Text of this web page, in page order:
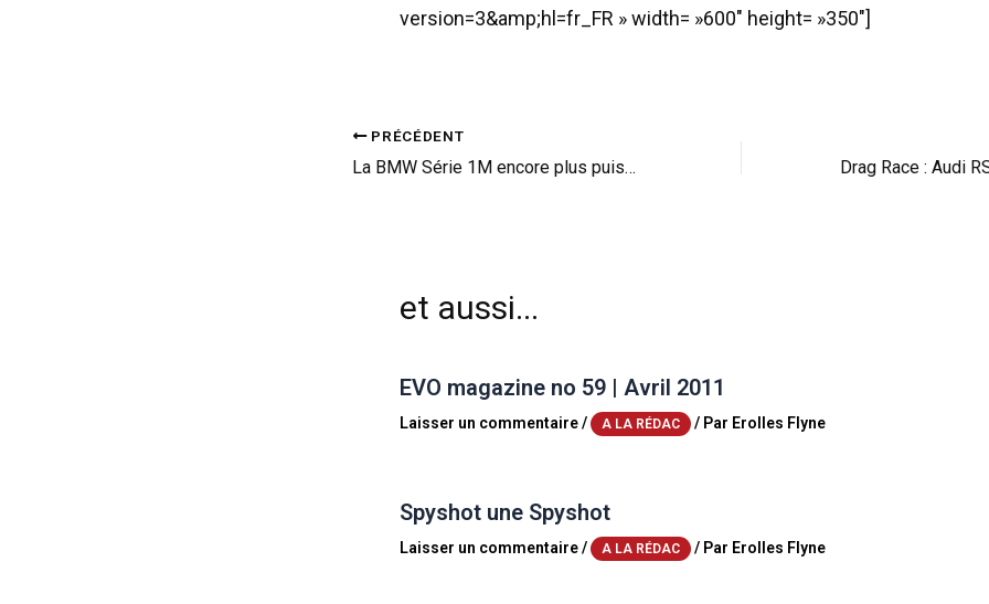
version=3&amp;hl=fr_FR » width= »600″ height= »350″]
PRÉCÉDENT
La BMW Série 1M encore plus puissante avec Kelleners Sport
et aussi...
EVO magazine no 59 | Avril 2011
Laisser un commentaire/ A LA RÉDAC / Par Erolles Flyne
Spyshot une Spyshot
Laisser un commentaire/ A LA RÉDAC / Par Erolles Flyne